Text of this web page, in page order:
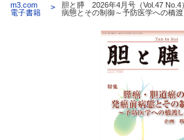
m3.com
電子書籍
胆と膵 2026年4月号（Vol.47 No.4
病態とその制御～予防医学への橋渡